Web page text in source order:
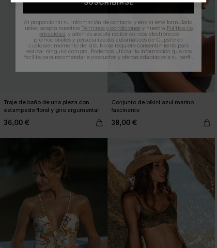
Traje de baño de una pieza con
estampado floral y giro argumental
36,00 €
Conjunto de bikini azul marino
fascinante
38,00 €
SUSCRIBIRSE
Al proporcionar su información de contacto y enviar este formulario,
usted acepta nuestros Términos y condicionesy nuestra Política de
privacidad, y además acepta recibir correos electrónicos
promocionales y personalizados automáticos de Cupshe en
cualquier momento del día. No se requiere consentimiento para
realizar ninguna compra. Podemos utilizar la información que nos
facilite para recomendarle productos y ofertas adaptados a su perfil.